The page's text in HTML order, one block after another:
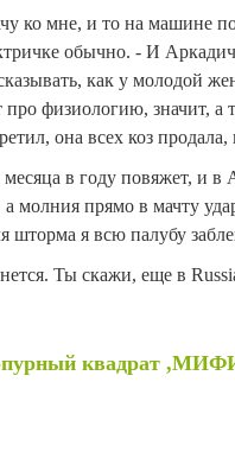
ко мне, и то на машине
обычно. - И
как у молодой
физиологию, значит, а
она всех коз продала,
в году повяжет,
прямо в мачту
я всю палубу
Ты скажи, еще в
квадрат